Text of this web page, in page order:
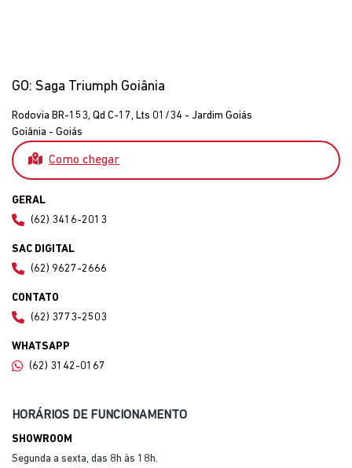
GO: Saga Triumph Goiânia
Rodovia BR-153, Qd C-17, Lts 01/34 - Jardim Goiás
Goiânia - Goiás
Como chegar
GERAL
(62) 3416-2013
SAC DIGITAL
(62) 9627-2666
CONTATO
(62) 3773-2503
WHATSAPP
(62) 3142-0167
HORÁRIOS DE FUNCIONAMENTO
SHOWROOM
Segunda a sexta, das 8h às 18h.